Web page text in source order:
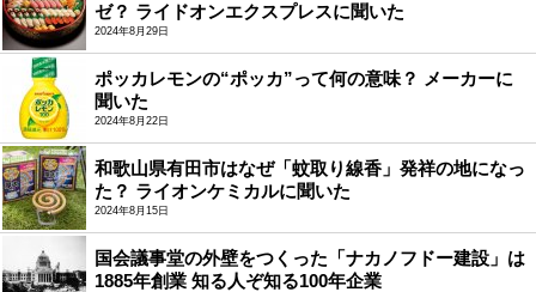
ゼ？ ライドオンエクスプレスに聞いた
2024年8月29日
ポッカレモンの“ポッカ”って何の意味？ メーカーに
聞いた
2024年8月22日
和歌山県有田市はなぜ「蚊取り線香」発祥の地になっ
た？ ライオンケミカルに聞いた
2024年8月15日
国会議事堂の外壁をつくった「ナカノフドー建設」は
1885年創業 知る人ぞ知る100年企業